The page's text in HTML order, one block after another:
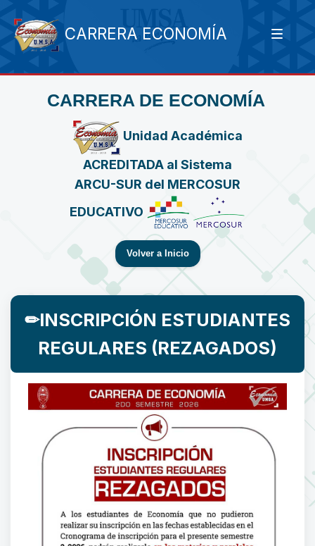
CARRERA ECONOMÍA
CARRERA DE ECONOMÍA
Unidad Académica
ACREDITADA al Sistema
ARCU-SUR del MERCOSUR
EDUCATIVO
Volver a Inicio
✏INSCRIPCIÓN ESTUDIANTES
REGULARES (REZAGADOS)